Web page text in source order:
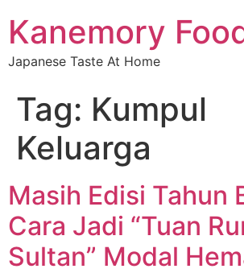
Kanemory
Japanese Taste At Home
Tag: Kumpul
Keluarga
Masih Edisi Tahun
Cara Jadi “Tuan
Sultan” Modal